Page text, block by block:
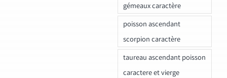
gémeaux caractère
poisson ascendant
scorpion caractère
taureau ascendant poisson
caractere et vierge